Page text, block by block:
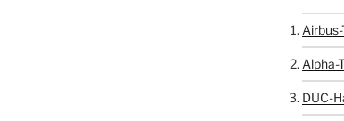
Alpha-
DUC-